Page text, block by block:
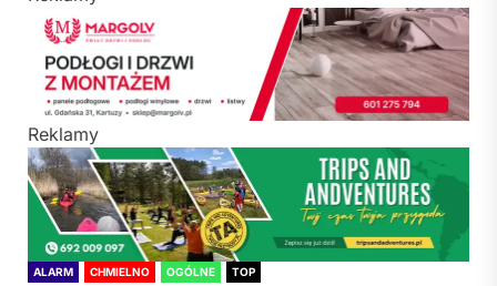
Reklamy
ALARM CHMIELNO OGÓLNE TOP